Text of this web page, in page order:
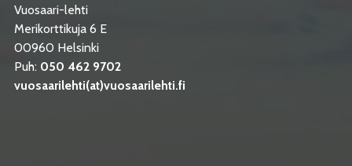
Vuosaari-lehti
Merikorttikuja 6 E
00960 Helsinki
Puh: 050 462 9702
vuosaarilehti(at)vuosaarilehti.fi